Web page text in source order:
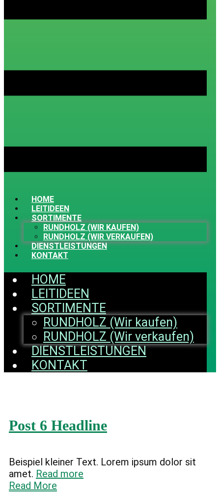
HOME
LEITIDEEN
SORTIMENTE
RUNDHOLZ (WIR KAUFEN)
RUNDHOLZ (WIR VERKAUFEN)
DIENSTLEISTUNGEN
KONTAKT
HOME
LEITIDEEN
SORTIMENTE
RUNDHOLZ (Wir kaufen)
RUNDHOLZ (Wir verkaufen)
DIENSTLEISTUNGEN
KONTAKT
Post 6 Headline
Beispiel kleiner Text. Lorem ipsum dolor sit
amet. Read more
Read More